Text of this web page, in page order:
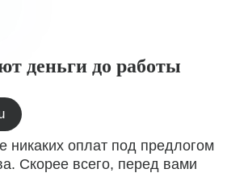
деньги до работы
никаких оплат под предлогом
Скорее всего, перед вами